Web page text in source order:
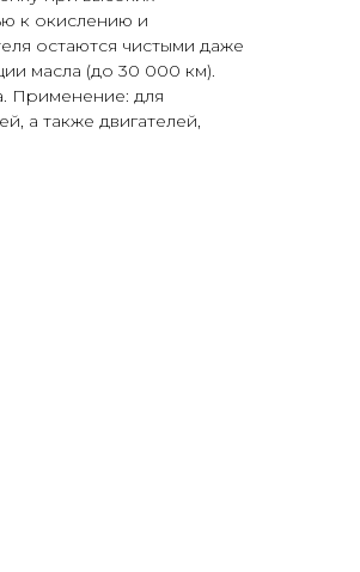
к окислению и
остаются чистыми даже
масла (до 30 000 км).
Применение: для
а также двигателей,